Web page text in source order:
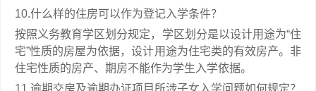
10.什么样的住房可以作为登记入学条件？
按照义务教育学区划分规定，学区划分是以设计用途为“住
宅”性质的房屋为依据，设计用途为住宅类的有效房产。非
住宅性质的房产、期房不能作为学生入学依据。
11.逾期交房及逾期办证项目所涉子女入学问题如何规定？